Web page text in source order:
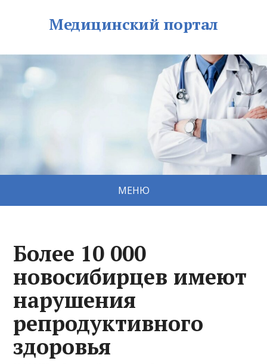
Медицинский портал
МЕНЮ
Более 10 000
новосибирцев имеют
нарушения
репродуктивного
здоровья